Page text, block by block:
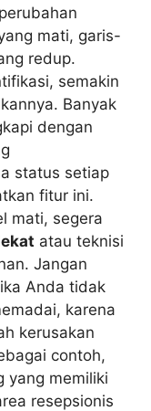
mati, garis-
redup.
semakin
Banyak
dengan
status setiap
fitur ini.
mati, segera
atau teknisi
Jangan
Anda tidak
karena
kerusakan
contoh,
yang memiliki
resepsionis